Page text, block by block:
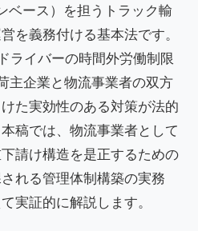
ベース）を担うトラック輸
を義務付ける基本法です。
ライバーの時間外労働制限
主企業と物流事業者の双方
た実効性のある対策が法的
稿では、物流事業者として
請け構造を是正するための
れる管理体制構築の実務
実証的に解説します。